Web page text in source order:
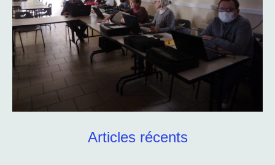
Articles récents